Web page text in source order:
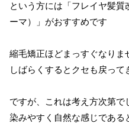
という方には「フレイヤ髪
ーマ）」がおすすめです
縮毛矯正ほどまっすぐなりま
しばらくするとクセも戻って
ですが、これは考え方次第で
染みやすく自然な感じである